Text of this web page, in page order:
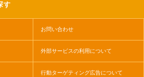
す
お問い合わせ
外部サービスの利用について
行動ターゲティング広告について